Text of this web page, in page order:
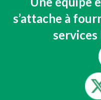
s’attache à
services